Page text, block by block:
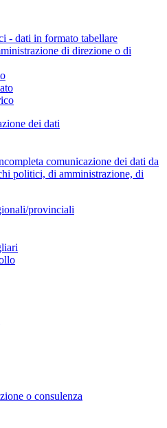
- dati in formato tabellare
di direzione o di
dei dati
comunicazione dei dati da
politici, di amministrazione, di
provinciali
o consulenza